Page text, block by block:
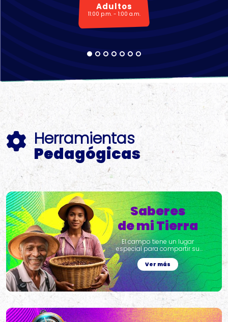
Adultos
11:00 p.m. - 1:00 a.m.
Herramientas
Pedagógicas
Saberes
de mi Tierra
El campo tiene un lugar
especial para compartir su
sabiduría
Ver más